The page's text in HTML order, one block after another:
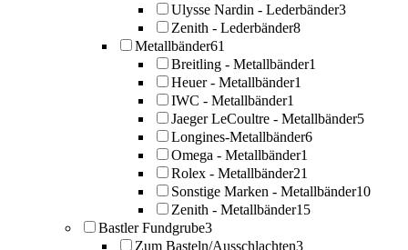
Ulysse Nardin - Lederbänder3
Zenith - Lederbänder8
Metallbänder61
Breitling - Metallbänder1
Heuer - Metallbänder1
IWC - Metallbänder1
Jaeger LeCoultre - Metallbänder5
Longines-Metallbänder6
Omega - Metallbänder1
Rolex - Metallbänder21
Sonstige Marken - Metallbänder10
Zenith - Metallbänder15
Bastler Fundgrube3
Zum Basteln/Ausschlachten3